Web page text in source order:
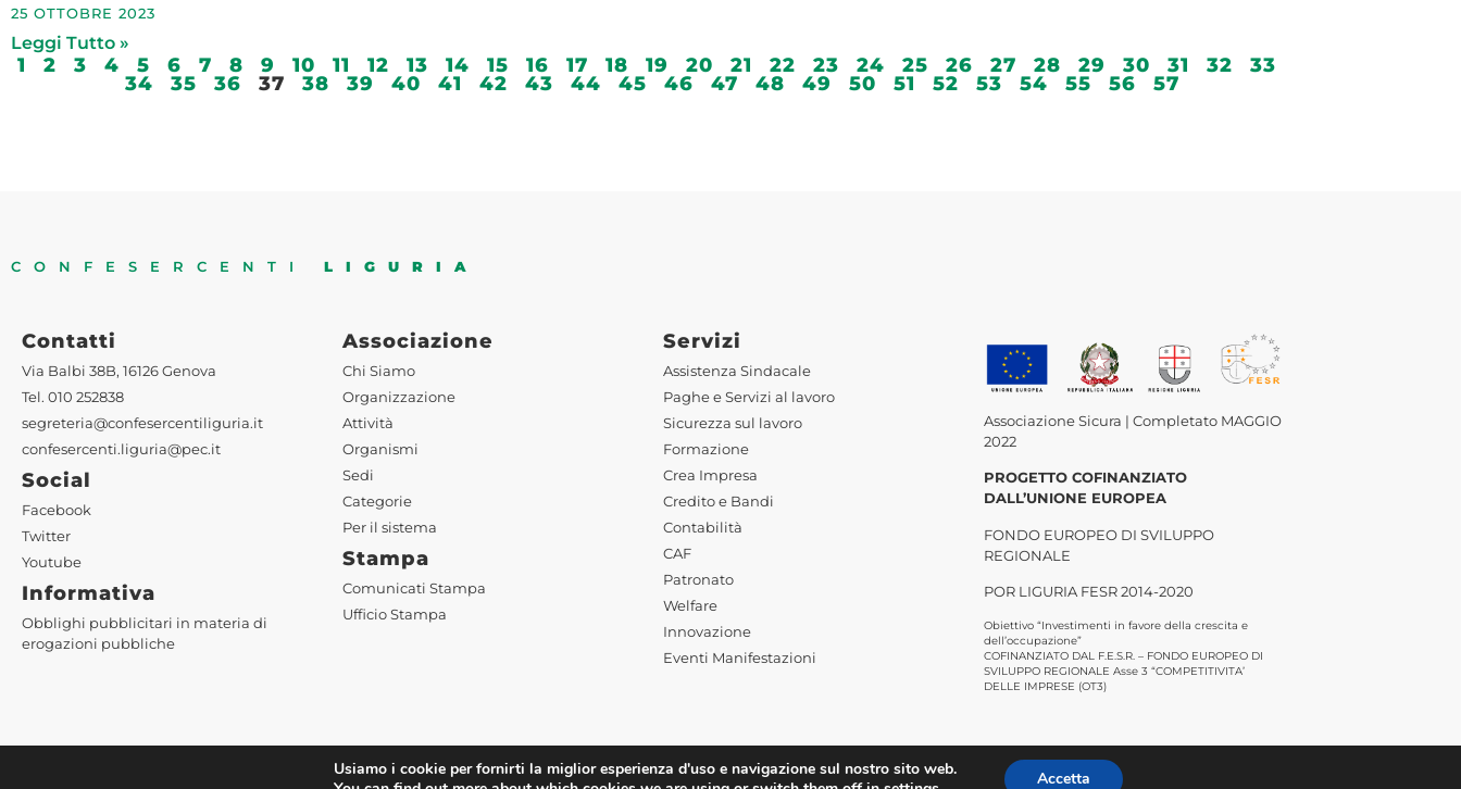
25 OTTOBRE 2023
Leggi Tutto »
1 2 3 4 5 6 7 8 9 10 11 12 13 14 15 16 17 18 19 20 21 22 23 24 25 26 27 28 29 30 31 32
33
34
35 36 37 38 39 40 41 42 43 44 45 46 47 48 49 50 51 52 53 54 55 56 57
CONFESERCENTI LIGURIA
Contatti
Via Balbi 38B, 16126 Genova
Tel. 010 252838
segreteria@confesercentiliguria.it
confesercenti.liguria@pec.it
Social
Facebook
Twitter
Youtube
Informativa
Obblighi pubblicitari in materia di
erogazioni pubbliche
Associazione
Chi Siamo
Organizzazione
Attività
Organismi
Sedi
Categorie
Per il sistema
Stampa
Comunicati Stampa
Ufficio Stampa
Servizi
Assistenza Sindacale
Paghe e Servizi al lavoro
Sicurezza sul lavoro
Formazione
Crea Impresa
Credito e Bandi
Contabilità
CAF
Patronato
Welfare
Innovazione
Eventi Manifestazioni
Associazione Sicura | Completato MAGGIO
2022
PROGETTO COFINANZIATO
DALL’UNIONE EUROPEA
FONDO EUROPEO DI SVILUPPO
REGIONALE
POR LIGURIA FESR 2014-2020
Obiettivo “Investimenti in favore della crescita e
dell’occupazione”
COFINANZIATO DAL F.E.S.R. – FONDO EUROPEO DI
SVILUPPO REGIONALE Asse 3 “COMPETITIVITA’
DELLE IMPRESE (OT3)
Cookie Policy | Powered by Deep Lab
Usiamo i cookie per fornirti la miglior esperienza d'uso e navigazione sul nostro sito web.
Accetta